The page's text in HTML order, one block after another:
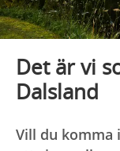
Det är vi
Dalsland
Vill du komma